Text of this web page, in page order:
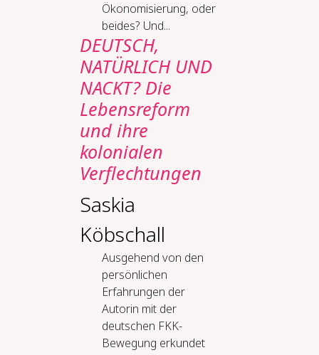
Ökonomisierung, oder
beides? Und...
DEUTSCH,
NATÜRLICH UND
NACKT? Die
Lebensreform
und ihre
kolonialen
Verflechtungen
Saskia
Köbschall
Ausgehend von den
persönlichen
Erfahrungen der
Autorin mit der
deutschen FKK-
Bewegung erkundet